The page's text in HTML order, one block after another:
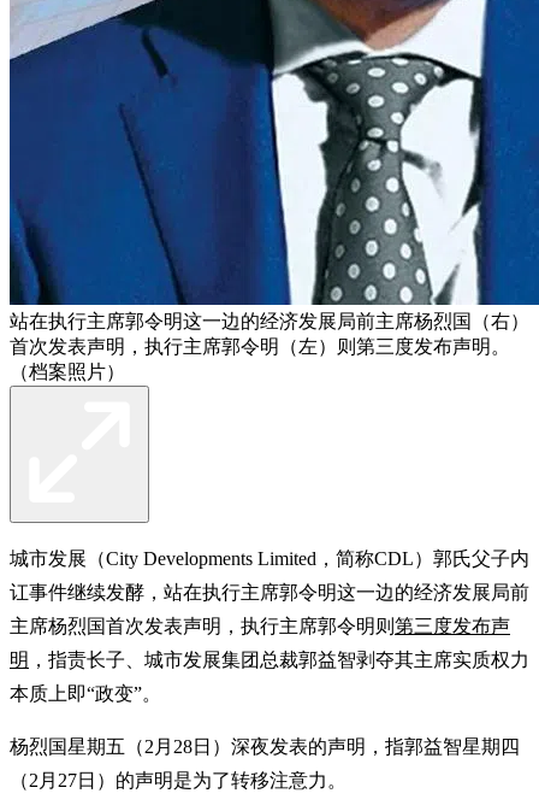
站在执行主席郭令明这一边的经济发展局前主席杨烈国（右）
首次发表声明，执行主席郭令明（左）则第三度发布声明。
（档案照片）
城市发展（City Developments Limited，简称CDL）郭氏父子内
讧事件继续发酵，站在执行主席郭令明这一边的经济发展局前
主席杨烈国首次发表声明，执行主席郭令明则 第三度发布声
明 ，指责长子、城市发展集团总裁郭益智剥夺其主席实质权力
本质上即“政变”。
杨烈国星期五（2月28日）深夜发表的声明，指郭益智星期四
（2月27日）的声明是为了转移注意力。